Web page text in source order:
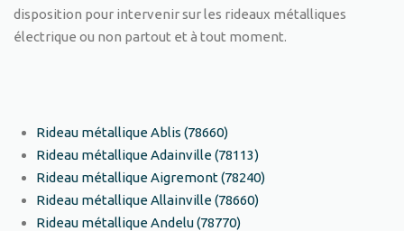
disposition pour intervenir sur les rideaux métalliques
électrique ou non partout et à tout moment.
Rideau métallique Ablis (78660)
Rideau métallique Adainville (78113)
Rideau métallique Aigremont (78240)
Rideau métallique Allainville (78660)
Rideau métallique Andelu (78770)